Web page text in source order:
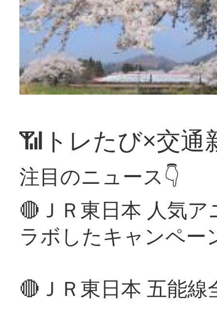
📶トレたび×交通
注目のニュース👇
🔴ＪＲ東日本 人気
ラボしたキャンペー
🔴ＪＲ東日本 五能